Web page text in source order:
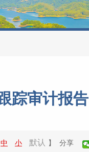
踪审计报告
中 小 默认 】 分享